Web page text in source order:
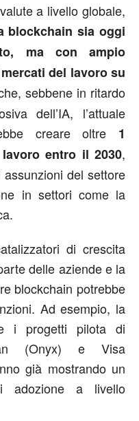
a livello globale,
blockchain sia oggi
ma con ampio
del lavoro su
sebbene in ritardo
dell’IA, l’attuale
creare oltre 1
entro il 2030,
del settore
in settori come la
di crescita
delle aziende e la
blockchain potrebbe
Ad esempio, la
i progetti pilota di
(Onyx) e Visa
già mostrando un
adozione a livello